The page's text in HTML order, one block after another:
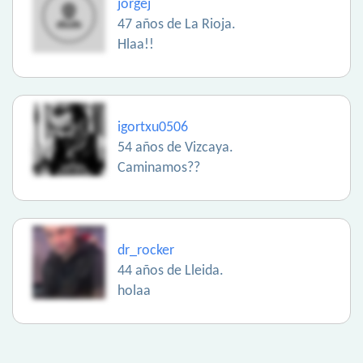
jorgej
47 años de La Rioja.
Hlaa!!
igortxu0506
54 años de Vizcaya.
Caminamos??
dr_rocker
44 años de Lleida.
holaa